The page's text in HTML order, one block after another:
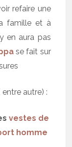
refaire une
famille et à
en aura pas
se fait sur
autre) :
vestes de
homme